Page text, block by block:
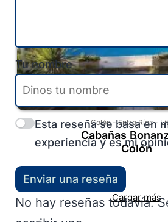
Colón-Entre Ríos-
Cabañas
Colón
Cargar más
Tu nombre
Esta reseña se basa en
experiencia y es mi
Enviar una reseña
No hay reseñas todavía.